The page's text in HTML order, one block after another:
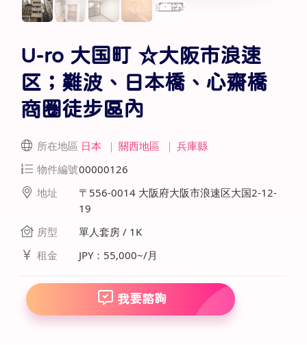
U-ro 大国町 ☆大阪市浪速
区；難波、日本橋、心齋橋
商圈徒步區內
所在地區 日本 ｜ 關西地區 ｜ 兵庫縣
物件編號00000126
地址
〒556-0014 大阪府大阪市浪速区大国2-12-
19
房型
單人套房 / 1K
租金
JPY：55,000~/月
我要諮詢